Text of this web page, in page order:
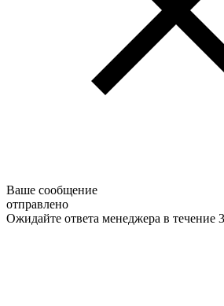
Ваше сообщение
отправлено
Ожидайте ответа менеджера в течение